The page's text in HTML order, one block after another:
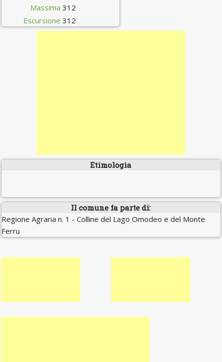
Massima 312
Escursione 312
Etimologia
Il comune fa parte di:
Regione Agraria n. 1 - Colline del Lago Omodeo e del Monte
Ferru